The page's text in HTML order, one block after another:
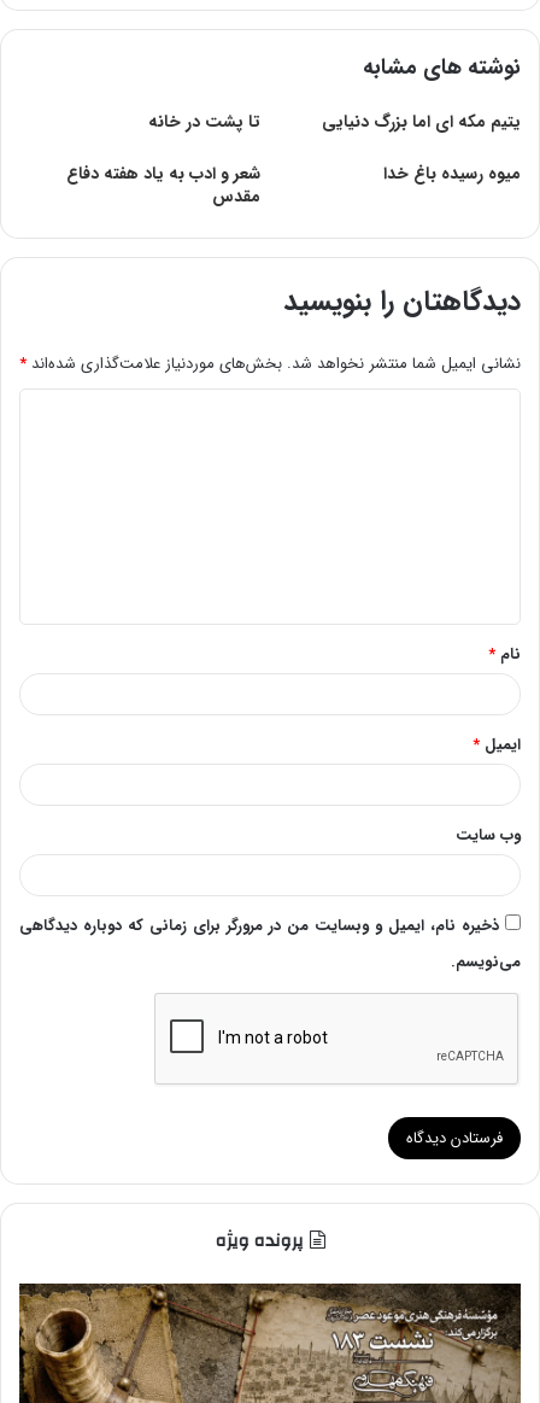
نوشته های مشابه
یتیم مکه ای اما بزرگ دنیایی
تا پشت در خانه
میوه رسیده باغ خدا
شعر و ادب به یاد هفته دفاع
مقدس
دیدگاهتان را بنویسید
نشانی ایمیل شما منتشر نخواهد شد. بخش‌های موردنیاز علامت‌گذاری شده‌اند *
*
نام *
ایمیل *
وب‌ سایت
ذخیره نام، ایمیل و وبسایت من در مرورگر برای زمانی که دوباره دیدگاهی
می‌نویسم.
پرونده ویژه